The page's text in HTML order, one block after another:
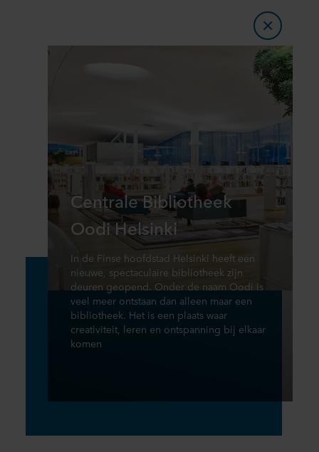
Centrale Bibliotheek
Oodi Helsinki
In de Finse hoofdstad Helsinki heeft een
nieuwe, spectaculaire bibliotheek zijn
deuren geopend. Onder de naam Oodi is
veel meer ontstaan dan alleen maar een
bibliotheek. Het is een plaats waar
creativiteit, leren en ontspanning bij elkaar
komen